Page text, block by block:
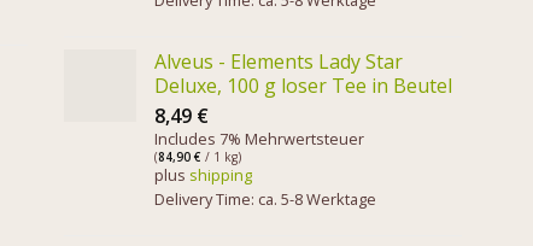
Alveus - Elements Lady Star
Deluxe, 100 g loser Tee in Beutel
8,49 €
Includes 7% Mehrwertsteuer
(84,90 € / 1 kg)
plus shipping
Delivery Time: ca. 5-8 Werktage